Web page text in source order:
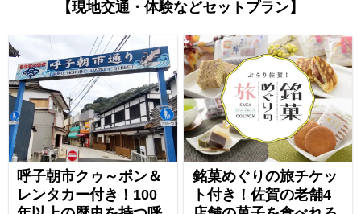
【現地交通・体験などセットプラン】
呼子朝市クゥ～ポン＆
レンタカー付き！100
銘菓めぐりの旅チケッ
ト付き！佐賀の老舗4